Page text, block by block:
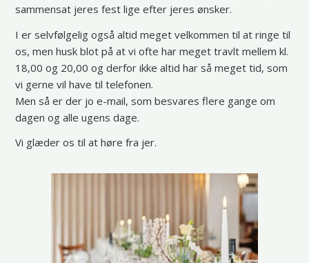
sammensat jeres fest lige efter jeres ønsker.
I er selvfølgelig også altid meget velkommen til at ringe til
os, men husk blot på at vi ofte har meget travlt mellem kl.
18,00 og 20,00 og derfor ikke altid har så meget tid, som
vi gerne vil have til telefonen.
Men så er der jo e-mail, som besvares flere gange om
dagen og alle ugens dage.
Vi glæder os til at høre fra jer.